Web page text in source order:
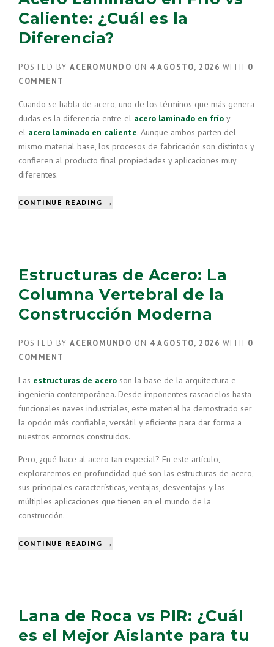
Caliente: ¿Cuál es la
Diferencia?
POSTED BY ACEROMUNDO ON 4 AGOSTO, 2026 WITH 0
COMMENT
Cuando se habla de acero, uno de los términos que más genera
dudas es la diferencia entre el acero laminado en frío y
el acero laminado en caliente. Aunque ambos parten del
mismo material base, los procesos de fabricación son distintos y
confieren al producto final propiedades y aplicaciones muy
diferentes.
CONTINUE READING “ACERO
¿CUÁL
ES
LA
DIFERENCIA?”
→
Estructuras de Acero: La
Columna Vertebral de la
Construcción Moderna
POSTED BY ACEROMUNDO ON 4 AGOSTO, 2026 WITH 0
COMMENT
Las estructuras de acero son la base de la arquitectura e
ingeniería contemporánea. Desde imponentes rascacielos hasta
funcionales naves industriales, este material ha demostrado ser
la opción más confiable, versátil y eficiente para dar forma a
nuestros entornos construidos.
Pero, ¿qué hace al acero tan especial? En este artículo,
exploraremos en profundidad qué son las estructuras de acero,
sus principales características, ventajas, desventajas y las
múltiples aplicaciones que tienen en el mundo de la
construcción.
CONTINUE READING “ESTRUCTURAS
DE
CONSTRUCCIÓN
→
Lana de Roca vs PIR: ¿Cuál
es el Mejor Aislante para tu